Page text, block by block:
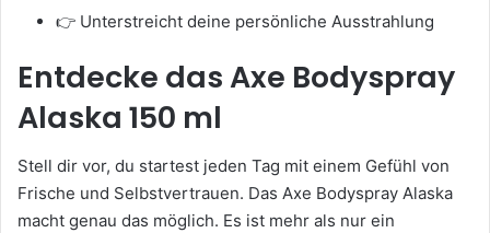
👉 Unterstreicht deine persönliche Ausstrahlung
Entdecke das Axe Bodyspray
Alaska 150 ml
Stell dir vor, du startest jeden Tag mit einem Gefühl von
Frische und Selbstvertrauen. Das Axe Bodyspray Alaska
macht genau das möglich. Es ist mehr als nur ein